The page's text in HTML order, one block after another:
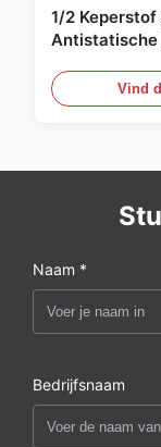
1/2
Antistatische
Vind
Naam *
Bedrijfsnaam